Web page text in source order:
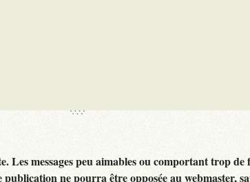
Les messages peu aimables ou comportant trop
ne pourra être opposée au webmaster,